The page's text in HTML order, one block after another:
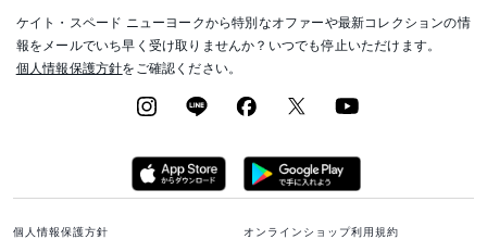
ケイト・スペード ニューヨークから特別なオファーや最新コレクションの情
報をメールでいち早く受け取りませんか？いつでも停止いただけます。
個人情報保護方針をご確認ください。
個人情報保護方針 オンラインショップ利用規約